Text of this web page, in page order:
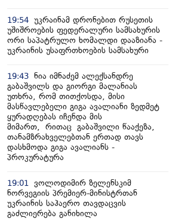
19:54 უკრაინამ დრონებით რუსეთის
უშიშროების ფედერალური სამსახურის
ორი საპატრულო ხომალდი დააზიანა -
უკრაინის უსაფრთხოების სამსახური
19:43 ნია იმნაძემ ალექსანდრე
გაბაშვილს და გიორგი მალანიას
უთხრა, რომ თითქოსდა, მისი
მასწავლებელი გიგა ავალიანი ზედმეტ
ყურადღებას იჩენდა მის
მიმართ, რითაც გაბაშვილი წააქეზა,
თანამზრახველებთან ერთად თავს
დასხმოდა გიგა ავალიანს -
პროკურატურა
19:01
ვოლოდიმირ ზელენსკიმ
ნორვეგიის პრემიერ-მინისტრთან
უკრაინის საჰაერო თავდაცვის
გაძლიერება განიხილა